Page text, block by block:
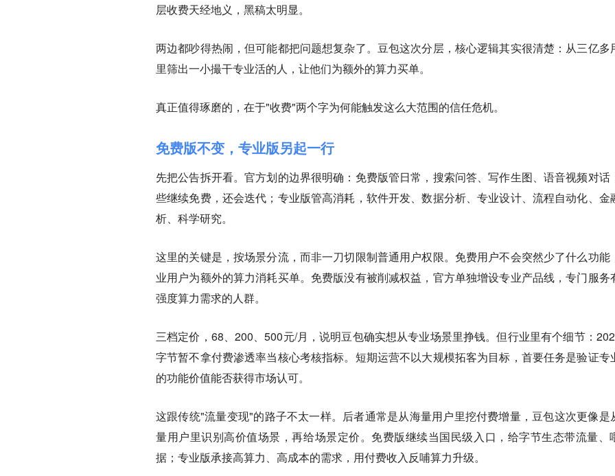
层收费天经地义，黑稿太明显。
两边都吵得热闹，但可能都把问题想复杂了。豆包这次分层，核心逻辑其实很清楚：从三亿多
里筛出一小撮干专业活的人，让他们为额外的算力买单。
真正值得琢磨的，在于"收费"两个字为何能触发这么大范围的信任危机。
免费版不变，专业版另起一行
先把公告拆开看。官方划的边界很明确：免费版管日常，搜索问答、写作生图、语音视频对话
些继续免费，还会迭代；专业版管高消耗，软件开发、数据分析、专业设计、流程自动化、金
析、科学研究。
这里的关键是，按场景分流，而非一刀切限制普通用户权限。免费用户不会突然少了什么功能
业用户为额外的算力消耗买单。免费版没有被削减权益，官方单独增设专业产品线，专门服务
强度算力需求的人群。
三档定价，68、200、500元/月，说明豆包确实想从专业场景里挣钱。但行业里有个细节：
字节暂不拿付费渗透率当核心考核指标。短期运营不以大规模拓客为目标，首要任务是验证专
的功能价值能否获得市场认可。
这跟传统"流量变现"的路子不太一样。后者通常是从海量用户里挖付费增量，豆包这次更像是
量用户里识别高价值场景，再给场景定价。免费版继续当国民级入口，给字节生态带流量、
据；专业版承接高算力、高成本的需求，用付费收入反哺算力升级。